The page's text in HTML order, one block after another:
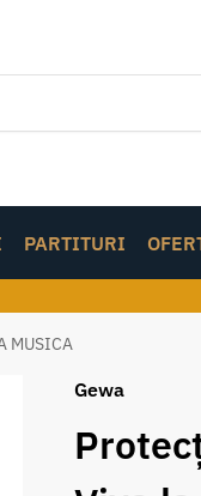
PARTITURI
MUSICA
Gewa